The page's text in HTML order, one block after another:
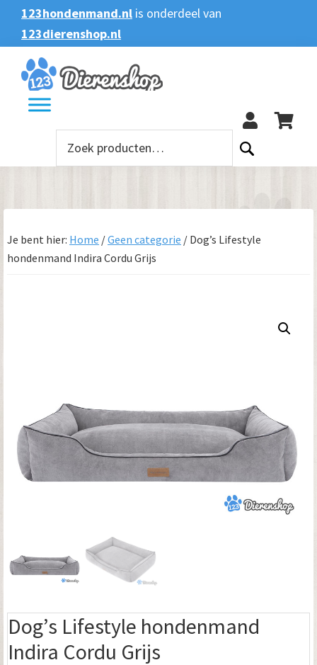
Spring
naar
de
hoofdnavigatie
Door
naar
de
hoofd
inhoud
Spring
naar
de
voettekst
123hondenmand.nl is onderdeel van
123dierenshop.nl
Zoeken
Zoeken
naar:
Je bent hier: Home /Geen categorie / Dog’s Lifestyle
hondenmand Indira Cordu Grijs
Dog’s Lifestyle hondenmand
Indira Cordu Grijs